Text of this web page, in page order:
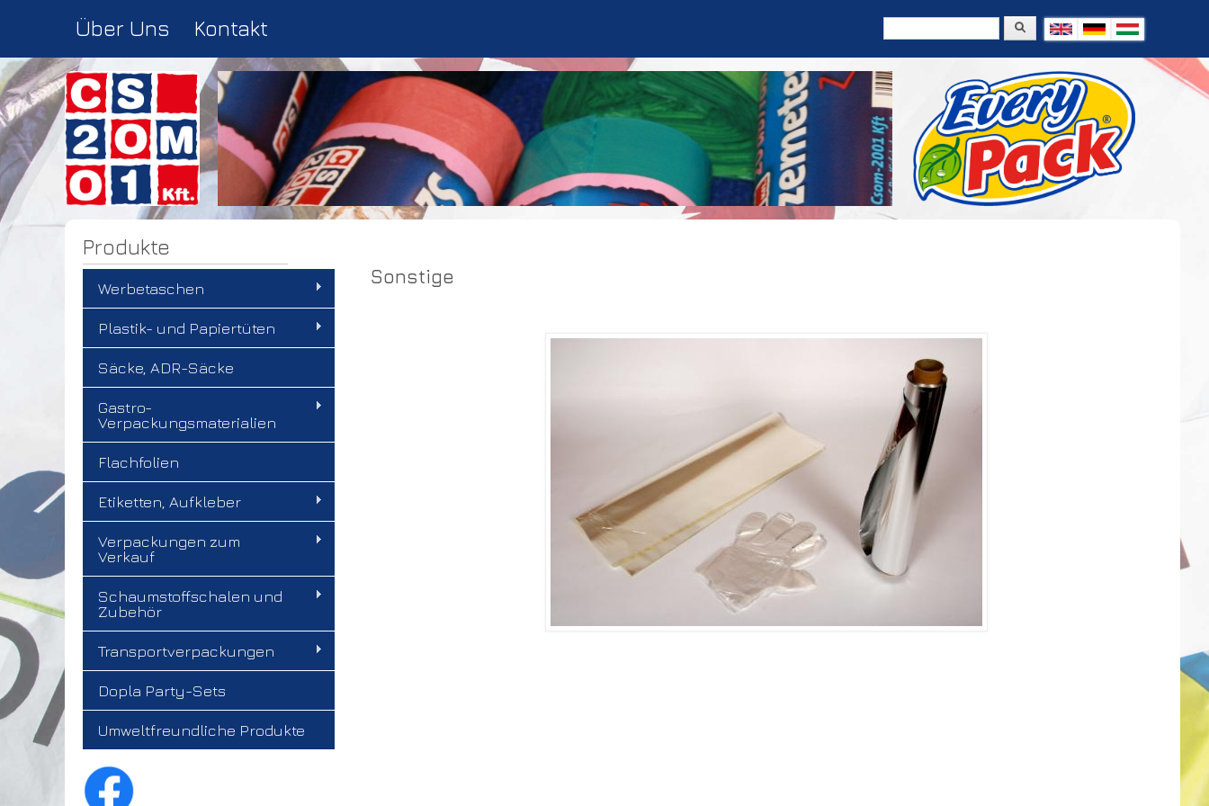
Über Uns Kontakt Search
Sonstige
Produkte
Werbetaschen
Plastik- und Papiertüten
Säcke, ADR-Säcke
Gastro-
Verpackungsmaterialien
Flachfolien
Etiketten, Aufkleber
Verpackungen zum
Verkauf
Schaumstoffschalen und
Zubehör
Transportverpackungen
Dopla Party-Sets
Umweltfreundliche Produkte